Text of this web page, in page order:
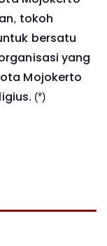
tokoh
bersatu
yang
Mojokerto
(*)